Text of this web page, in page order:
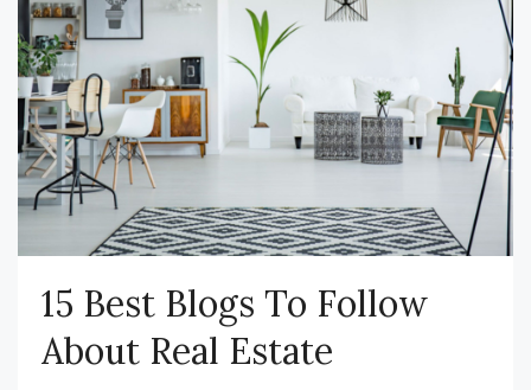
15 Best Blogs To Follow
About Real Estate